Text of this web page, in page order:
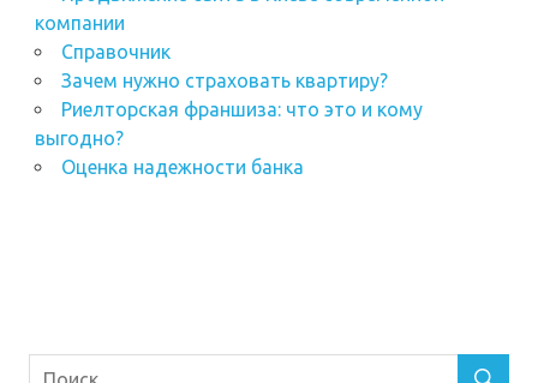
компании
Справочник
Зачем нужно страховать квартиру?
Риелторская франшиза: что это и кому
выгодно?
Оценка надежности банка